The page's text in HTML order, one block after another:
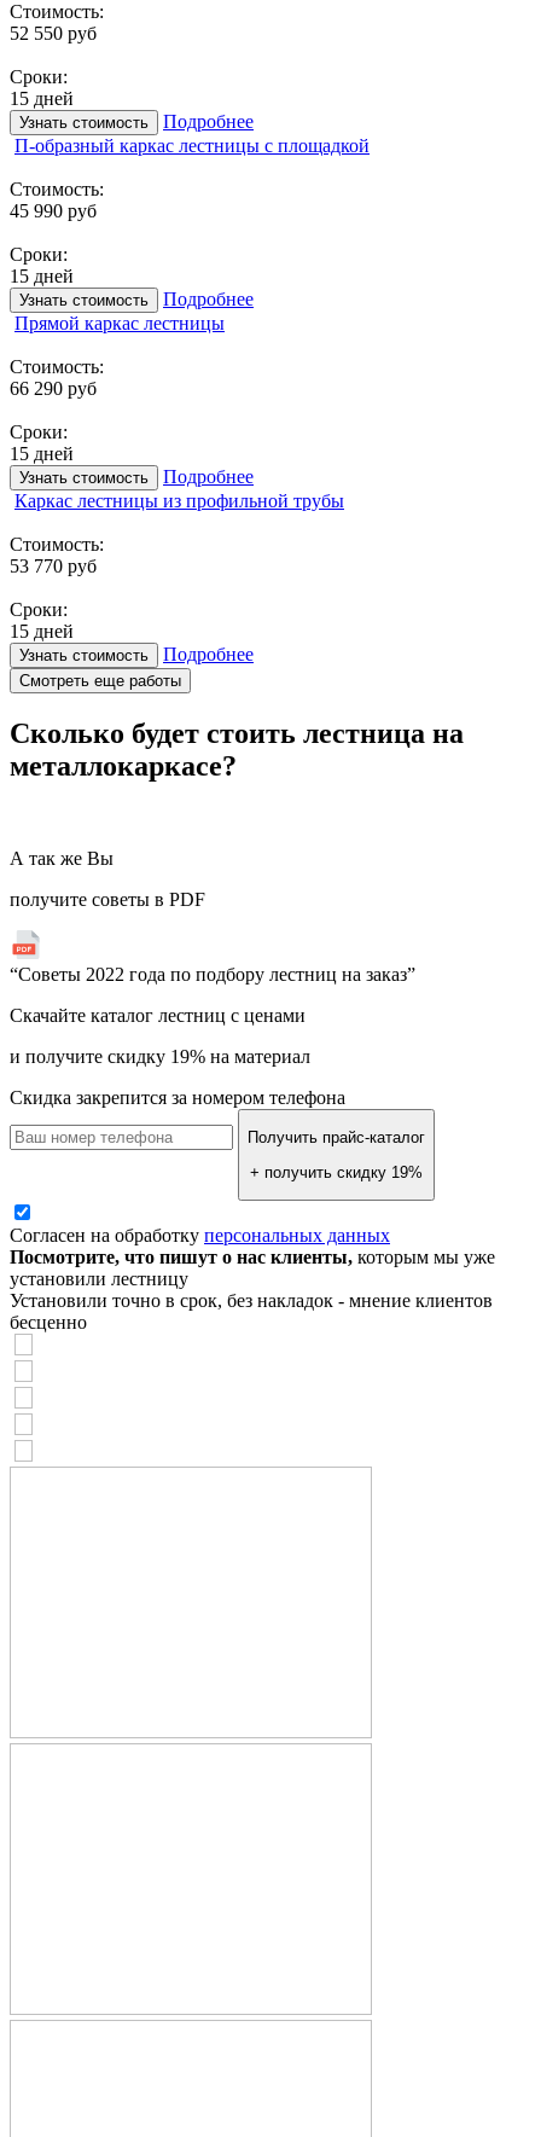
Стоимость:
52 550 руб
Сроки:
15 дней
Узнать стоимость
Подробнее
П-образный каркас лестницы с площадкой
Стоимость:
45 990 руб
Сроки:
15 дней
Узнать стоимость
Подробнее
Прямой каркас лестницы
Стоимость:
66 290 руб
Сроки:
15 дней
Узнать стоимость
Подробнее
Каркас лестницы из профильной трубы
Стоимость:
53 770 руб
Сроки:
15 дней
Узнать стоимость Подробнее
Смотреть еще работы
Сколько будет стоить лестница на
металлокаркасе?
А так же Вы
получите советы в PDF
“Советы 2022 года по подбору лестниц на заказ”
Скачайте каталог лестниц с ценами
и получите скидку 19% на материал
Скидка закрепится за номером телефона
Получить прайс-каталог
+ получить скидку 19%
Согласен на обработку персональных данных
Посмотрите, что пишут о нас клиенты, которым мы уже
установили лестницу
Установили точно в срок, без накладок - мнение клиентов
бесценно